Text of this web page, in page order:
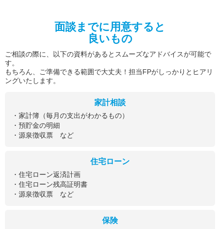
面談までに用意すると
良いもの
ご相談の際に、以下の資料があるとスムーズなアドバイスが可能で
す。
もちろん、ご準備できる範囲で大丈夫！担当FPがしっかりとヒアリ
ングいたします。
家計相談
・家計簿（毎月の支出がわかるもの）
・預貯金の明細
・源泉徴収票 など
住宅ローン
・住宅ローン返済計画
・住宅ローン残高証明書
・源泉徴収票 など
保険